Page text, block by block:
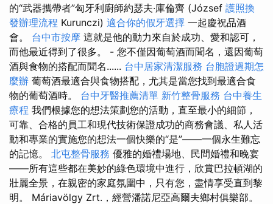
的“武器攜帶者”匈牙利廚師約瑟夫·庫倫齊 (József 護照換
發辦理流程 Kurunczi) 適合你的假牙選擇 一起慶祝品酒
會。 台中市按摩 這就是他的動力來自於成功、愛和認可，
而他最近得到了很多。 - 您不僅因葡萄酒而聞名，還因葡萄
酒與食物的搭配而聞名...... 台中居家清潔服務 台胞證過期怎
麼辦 葡萄酒最適合與食物搭配，尤其是當您找到最適合食
物的葡萄酒時。 台中牙醫推薦清單 新竹整骨服務 台中養生
療程 我們根據您的想法策劃您的活動，直至最小的細節，
可靠、合格的員工和現代技術保證成功的商務會議、私人活
動和專業的實施您的想法一個快樂的“是”——一個永生難忘
的記憶。 北屯整骨服務 優雅的婚禮場地、民間婚禮和晚宴
——所有這些都在美妙的綠色環境中進行，欣賞巴拉頓湖的
壯麗全景，在親密的家庭氛圍中，只有您，盡情享受直到黎
明。 Máriavölgy Zrt.，經營潘諾尼亞高爾夫鄉村俱樂部。